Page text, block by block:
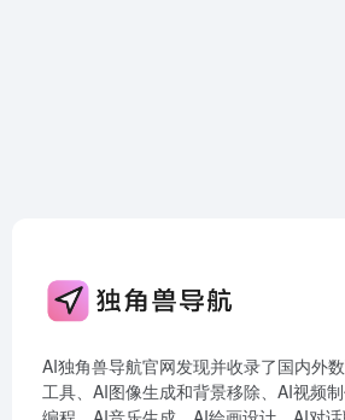
AI独角兽导航官网发现并收录了国内外
工具、AI图像生成和背景移除、AI视频